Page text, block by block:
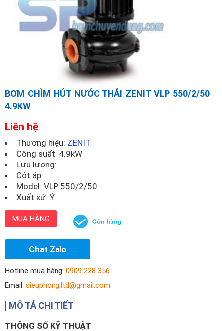
BƠM CHÌM HÚT NƯỚC THẢI ZENIT VLP 550/2/50
4.9KW
Liên hệ
Thương hiệu: ZENIT
Công suất: 4.9kW
Lưu lượng:
Cột áp:
Model: VLP 550/2/50
Xuất xứ: Ý
MUA HÀNG
Chat Zalo
Hotline mua hàng: 0909 228 356
Email: sieuphong.ltd@gmail.com
MÔ TẢ CHI TIẾT
THÔNG SỐ KỸ THUẬT